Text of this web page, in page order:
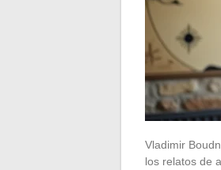
Vladimir
los relatos de